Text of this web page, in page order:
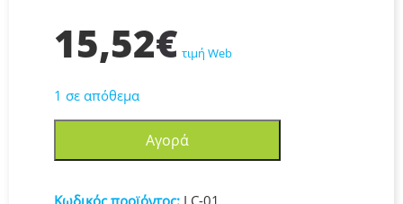
15,52€ τιμή Web
1 σε απόθεμα
Παιχνίδι
Αγορά
Κωδικός προϊόντος: LC-01